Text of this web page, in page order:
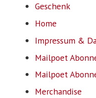
Geschenk
Home
Impressum &
Mailpoet
Mailpoet
Merchandise